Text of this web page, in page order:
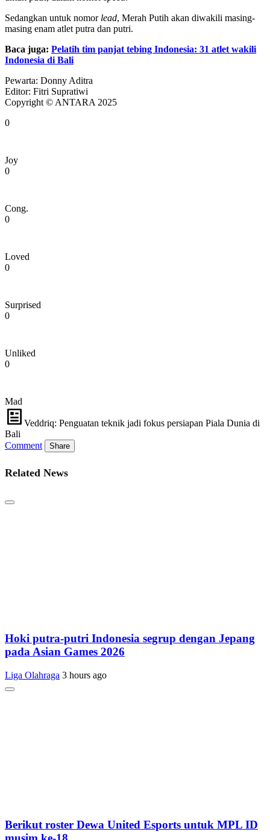
Sedangkan untuk nomor lead, Merah Putih akan diwakili masing-
masing enam atlet putra dan putri.
Baca juga: Pelatih tim panjat tebing Indonesia: 31 atlet wakili
Indonesia di Bali
Pewarta: Donny Aditra
Editor: Fitri Supratiwi
Copyright © ANTARA 2025
0
Joy
0
Cong.
0
Loved
0
Surprised
0
Unliked
0
Mad
Veddriq: Penguatan teknik jadi fokus persiapan Piala Dunia di
Bali
Comment
Share
Related News
Hoki putra-putri Indonesia segrup dengan Jepang
pada Asian Games 2026
Liga Olahraga 3 hours ago
Berikut roster Dewa United Esports untuk MPL ID